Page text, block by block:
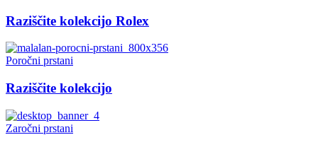
Raziščite kolekcijo Rolex
Poročni prstani
Raziščite kolekcijo
Zaročni prstani